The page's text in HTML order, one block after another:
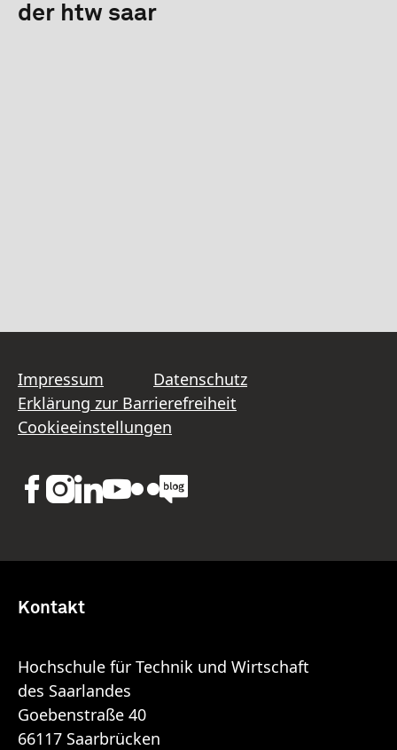
der htw saar
Impressum
Datenschutz
Erklärung zur Barrierefreiheit
Cookieeinstellungen
Kontakt
Hochschule für Technik und Wirtschaft
des Saarlandes
Goebenstraße 40
66117 Saarbrücken